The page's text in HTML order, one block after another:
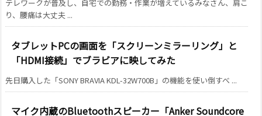
テレワークが普及し、自宅での勤務・作業が増えているみなさん、肩こ
り、腰痛は大丈夫 ...
タブレットPCの画面を「スクリーンミラーリング」と
「HDMI接続」でブラビアに映してみた
先日購入した「SONY BRAVIA KDL-32W700B」の機能を使い倒すべ ...
マイク内蔵のBluetoothスピーカー「Anker Soundcore